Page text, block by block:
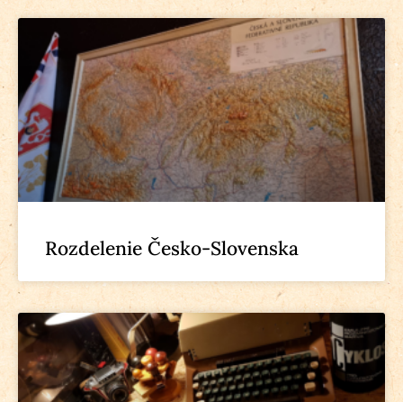
Rozdelenie Česko-Slovenska